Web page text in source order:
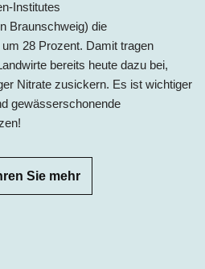
Institutes
Braunschweig) die
28 Prozent. Damit tragen
bereits heute dazu bei,
Nitrate zusickern. Es ist wichtiger
gewässerschonende
Sie mehr